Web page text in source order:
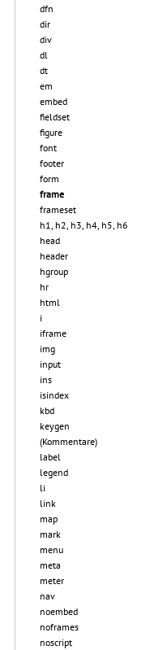
dfn
dir
div
dl
dt
em
embed
fieldset
figure
font
footer
form
frame
frameset
h1, h2, h3, h4, h5, h6
head
header
hgroup
hr
html
i
iframe
img
input
ins
isindex
kbd
keygen
(Kommentare)
label
legend
li
link
map
mark
menu
meta
meter
nav
noembed
noframes
noscript